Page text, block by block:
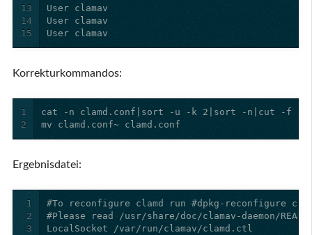
13
14
15
User clamav
Korrekturkommandos:
1
2
mv clamd.conf~ clamd.conf
Ergebnisdatei:
1
2
3